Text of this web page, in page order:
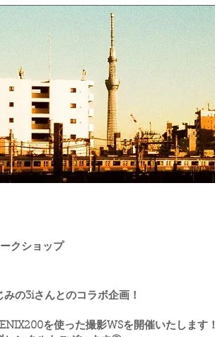
クショップ
の3iさんとのコラボ企画！
を使った撮影WSを開催いたします！